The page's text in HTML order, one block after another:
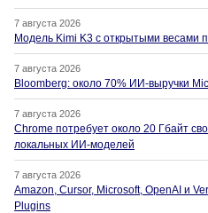
7 августа 2026
Модель Kimi K3 с открытыми весами
7 августа 2026
Bloomberg: около 70% ИИ-выручки
7 августа 2026
Chrome потребует около 20 Гбайт
локальных ИИ-моделей
7 августа 2026
Amazon, Cursor, Microsoft, OpenAI и
Plugins